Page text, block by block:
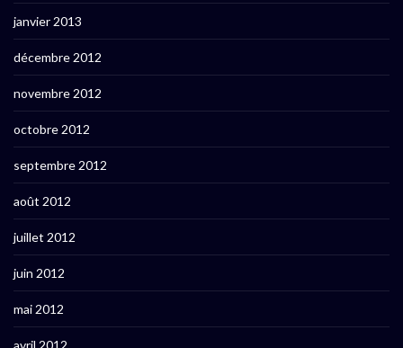
janvier 2013
décembre 2012
novembre 2012
octobre 2012
septembre 2012
août 2012
juillet 2012
juin 2012
mai 2012